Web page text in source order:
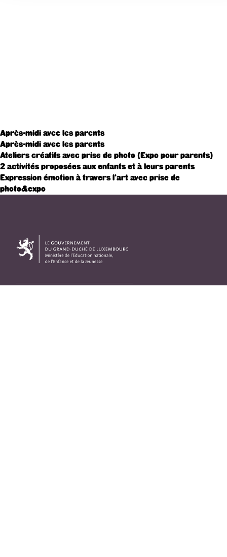
Après-midi avec les parents
Après-midi avec les parents
Ateliers créatifs avec prise de photo (Expo pour parents)
2 activités proposées aux enfants et à leurs parents
Expression émotion à travers l’art avec prise de
photo&expo